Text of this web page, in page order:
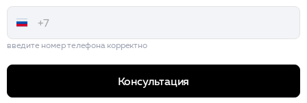
введите номер телефона корректно
Консультация